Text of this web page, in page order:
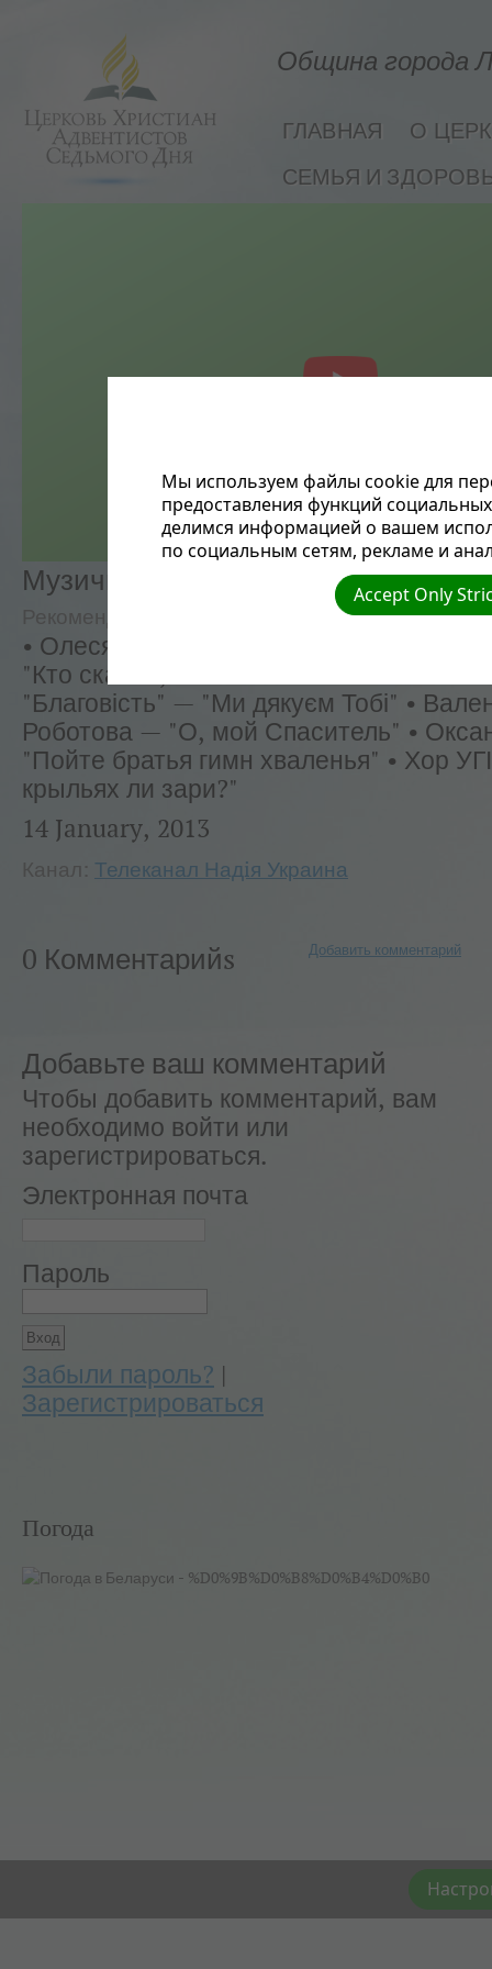
Община города
ГЛАВНАЯ
О
СЕМЬЯ И
Музична скринька №22 (12)
Рекомендуемые Телеканал Надiя Украина
• Олеся Гайович — "Было время" •
"Кто сказал, что есть любовь на свете"
"Благовість" — "Ми дякуєм Тобі" •
Роботова — "О, мой Спаситель" •
"Пойте братья гимн хваленья" • Хор
крыльях ли зари?"
14 January, 2013
Канал: Телеканал Надiя Украина
0 Комментарийs Добавить комментарий
Добавьте ваш комментарий
Чтобы добавить комментарий, вам
необходимо войти или
зарегистрироваться.
Электронная почта
Пароль
Забыли пароль? |
Зарегистрироваться
Погода
Мы используем файлы cookie для
предоставления функций
делимся информацией о вашем
по социальным сетям, рекламе и
Accept Only